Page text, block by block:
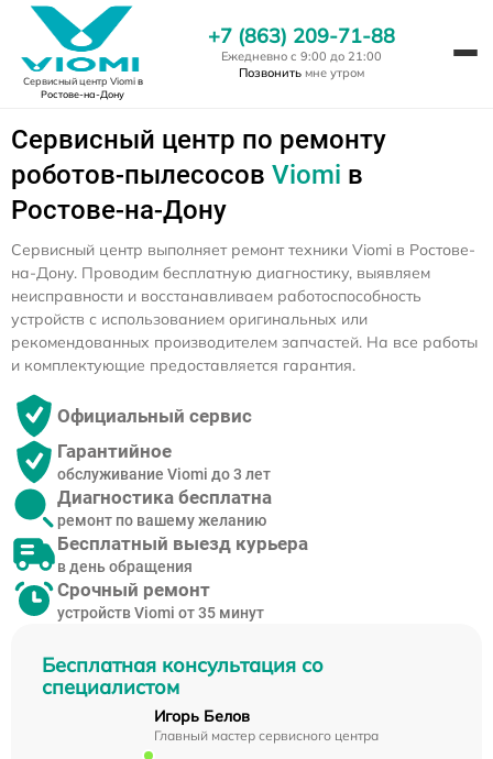
Сервисный центр Viomiв
Ростове-на-Дону
+7 (863) 209-71-88
Ежедневно с 9:00 до 21:00
Позвонить мне утром
Сервисный центр по ремонту
роботов-пылесосов Viomi в
Ростове-на-Дону
Бесплатная консультация со
специалистом
Игорь Белов
Главный мастер сервисного центра
Сервисный центр выполняет ремонт техники Viomi в Ростове-
на-Дону. Проводим бесплатную диагностику, выявляем
неисправности и восстанавливаем работоспособность
устройств с использованием оригинальных или
рекомендованных производителем запчастей. На все работы
и комплектующие предоставляется гарантия.
Официальный сервис
Гарантийное
обслуживание Viomi до 3 лет
Диагностика бесплатна
ремонт по вашему желанию
Бесплатный выезд курьера
в день обращения
Срочный ремонт
устройств Viomi от 35 минут